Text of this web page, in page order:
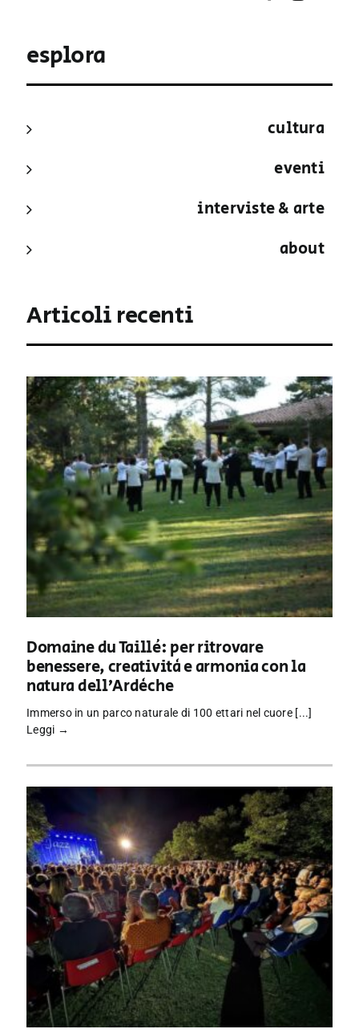
esplora
cultura
eventi
interviste & arte
about
Articoli recenti
Domaine du Taillé: per ritrovare
benessere, creatività e armonia con la
natura dell’Ardèche
Immerso in un parco naturale di 100 ettari nel cuore [...]
Leggi →